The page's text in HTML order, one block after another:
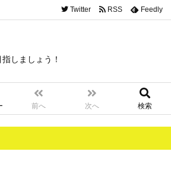
しましょう！
前へ 次へ 検索
Twitter RSS Feedly